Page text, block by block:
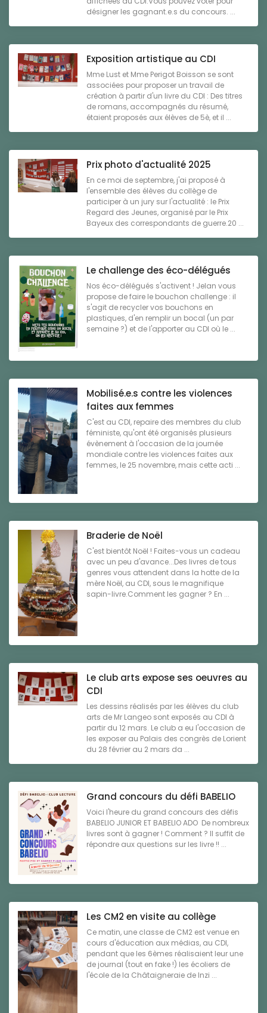
désigner les gagnant.e.s du concours. ...
Exposition artistique au CDI
Mme Lust et Mme Perigot Boisson se sont
associées pour proposer un travail de
création à partir d'un livre du CDI : Des titres
de romans, accompagnés du résumé,
étaient proposés aux élèves de 5è, et il ...
Prix photo d'actualité 2025
En ce moi de septembre, j'ai proposé à
l'ensemble des élèves du collège de
participer à un jury sur l'actualité : le Prix
Regard des Jeunes, organisé par le Prix
Bayeux des correspondants de guerre.20 ...
Le challenge des éco-délégués
Nos éco-délégués s'activent ! Jelan vous
propose de faire le bouchon challenge : il
s'agit de recycler vos bouchons en
plastiques, d'en remplir un bocal (un par
semaine ?) et de l'apporter au CDI où le ...
Mobilisé.e.s contre les violences
faites aux femmes
C'est au CDI, repaire des membres du club
féministe, qu'ont été organisés plusieurs
évènement à l'occasion de la journée
mondiale contre les violences faites aux
femmes, le 25 novembre, mais cette acti ...
Braderie de Noël
C'est bientôt Noël ! Faites-vous un cadeau
avec un peu d'avance...Des livres de tous
genres vous attendent dans la hotte de la
mère Noël, au CDI, sous le magnifique
sapin-livre.Comment les gagner ? En ...
Le club arts expose ses oeuvres au
CDI
Les dessins réalisés par les élèves du club
arts de Mr Langeo sont exposés au CDI à
partir du 12 mars. Le club a eu l'occasion de
les exposer au Palais des congrès de Lorient
du 28 février au 2 mars da ...
Grand concours du défi BABELIO
Voici l'heure du grand concours des défis
BABELIO JUNIOR ET BABELIO ADO De nombreux
livres sont à gagner ! Comment ? Il suffit de
répondre aux questions sur les livre !! ...
Les CM2 en visite au collège
Ce matin, une classe de CM2 est venue en
cours d'éducation aux médias, au CDI,
pendant que les 6èmes réalisaient leur une
de journal (tout en fake !) les écoliers de
l'école de la Châtaigneraie de Inzi ...